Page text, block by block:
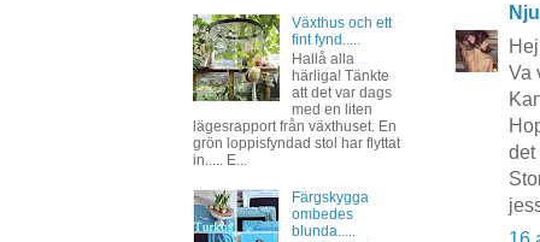
Va
det
Växthus och ett
fint fynd.....
Hallå alla
härliga! Tänkte
att det var dags
med en liten
lägesrapport från växthuset. En
grön loppisfyndad stol har flyttat
in..... E...
Färgskygga
ombedes
blunda.....